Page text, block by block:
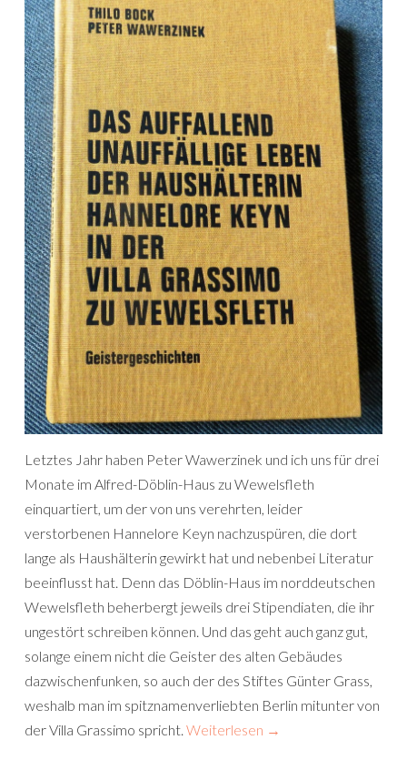
Letztes Jahr haben Peter Wawerzinek und ich uns für drei
Monate im Alfred-Döblin-Haus zu Wewelsfleth
einquartiert, um der von uns verehrten, leider
verstorbenen Hannelore Keyn nachzuspüren, die dort
lange als Haushälterin gewirkt hat und nebenbei Literatur
beeinflusst hat. Denn das Döblin-Haus im norddeutschen
Wewelsfleth beherbergt jeweils drei Stipendiaten, die ihr
ungestört schreiben können. Und das geht auch ganz gut,
solange einem nicht die Geister des alten Gebäudes
dazwischenfunken, so auch der des Stiftes Günter Grass,
weshalb man im spitznamenverliebten Berlin mitunter von
der Villa Grassimo spricht. Weiterlesen →